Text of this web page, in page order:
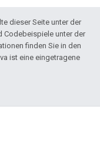
dieser Seite unter der
Codebeispiele unter der
finden Sie in den
ist eine eingetragene